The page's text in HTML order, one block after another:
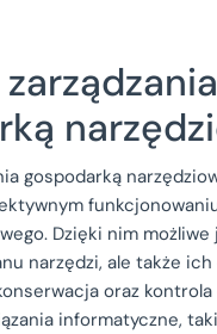
gospodarką
Dzięki nim
narzędzi, ale także
oraz
informatyczne,